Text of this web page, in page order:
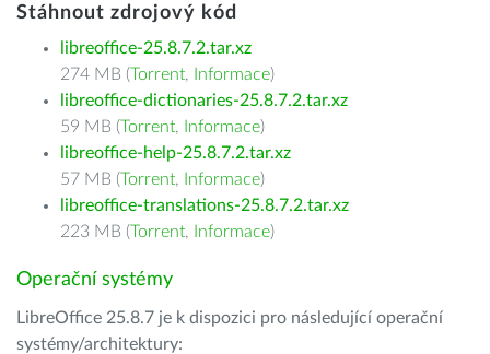
Stáhnout zdrojový kód
libreoffice-25.8.7.2.tar.xz
274 MB (Torrent, Informace)
libreoffice-dictionaries-25.8.7.2.tar.xz
59 MB (Torrent, Informace)
libreoffice-help-25.8.7.2.tar.xz
57 MB (Torrent, Informace)
libreoffice-translations-25.8.7.2.tar.xz
223 MB (Torrent, Informace)
Operační systémy
LibreOffice 25.8.7 je k dispozici pro následující operační
systémy/architektury: